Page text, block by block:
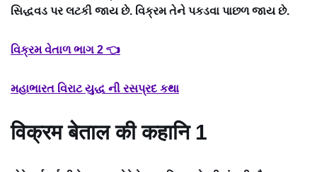
સિદ્ધવડ પર લટકી જાય છે. વિક્રમ તેને પકડવા પાછળ જાય છે.
વિક્રમ વેતાળ ભાગ 2 👈
મહાભારત વિરાટ યુદ્ધ ની રસપ્રદ કથા
विक्रम बेताल की कहानि 1